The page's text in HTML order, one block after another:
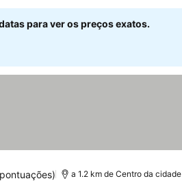
para ver os preços exatos.
a 1.2 km de Centro da cidade